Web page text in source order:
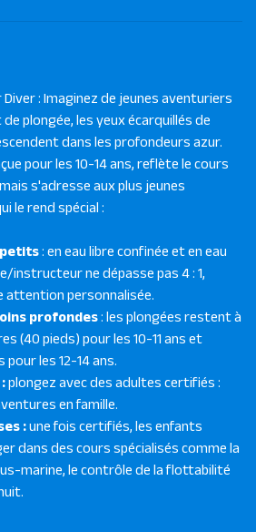
Diver : Imaginez de jeunes aventuriers
plongée, les yeux écarquillés de
dans les profondeurs azur.
pour les 10-14 ans, reflète le cours
s'adresse aux plus jeunes
le rend spécial :
petits: en eau libre confinée et en eau
instructeur ne dépasse pas 4 : 1,
attention personnalisée.
profondes: les plongées restent à
(40 pieds) pour les 10-11 ans et
pour les 12-14 ans.
plongez avec des adultes certifiés :
en famille.
:une fois certifiés, les enfants
dans des cours spécialisés comme la
marine, le contrôle de la flottabilité